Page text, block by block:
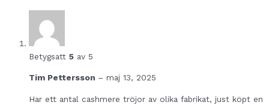
Betygsatt 5 av 5
Tim Pettersson – maj 13, 2025
Har ett antal cashmere tröjor av olika fabrikat, just köpt en